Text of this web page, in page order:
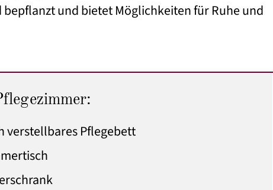
und bietet Möglichkeiten für Ruhe und
verstellbares Pflegebett